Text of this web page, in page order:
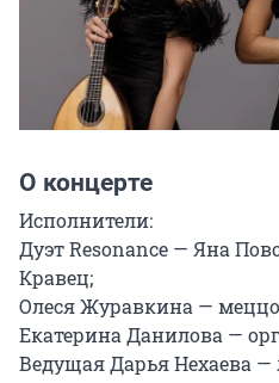
О концерте
Исполнители:
Дуэт Resonance — Яна
Кравец;
Олеся Журавкина —
Екатерина Данилова —
Ведущая Дарья Нехаева —